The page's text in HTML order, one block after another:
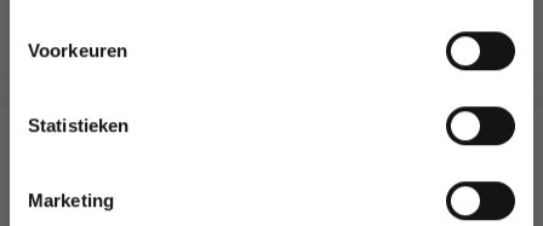
Voorkeuren
Statistieken
Marketing
Wil je liever nieuws ontvangen over onze